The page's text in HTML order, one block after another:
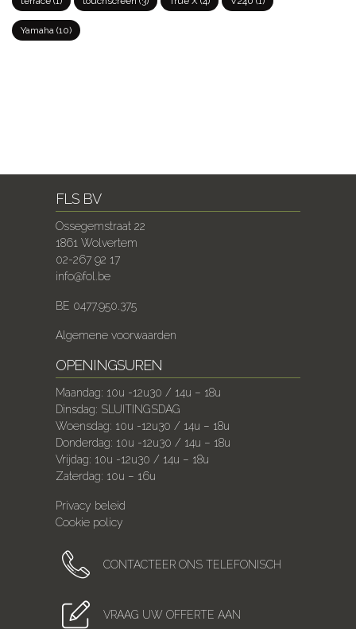
Yamaha (10)
FLS BV
Ossegemstraat 22
1861 Wolvertem
02-267 92 17
info@fol.be
BE 0477.950.375
Algemene voorwaarden
OPENINGSUREN
Maandag: 10u -12u30 / 14u – 18u
Dinsdag: SLUITINGSDAG
Woensdag: 10u -12u30 / 14u – 18u
Donderdag: 10u -12u30 / 14u – 18u
Vrijdag: 10u -12u30 / 14u – 18u
Zaterdag: 10u – 16u
Privacy beleid
Cookie policy
CONTACTEER ONS TELEFONISCH
VRAAG UW OFFERTE AAN